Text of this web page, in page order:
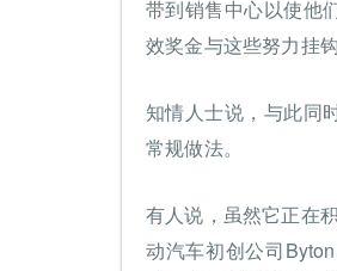
带到销售中心以使他
效奖金与这些努力挂钩
知情人士说，与此同
常规做法。
有人说，虽然它正在
动汽车初创公司